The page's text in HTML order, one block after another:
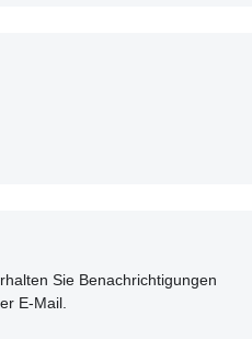
Sie Benachrichtigungen
E-Mail.